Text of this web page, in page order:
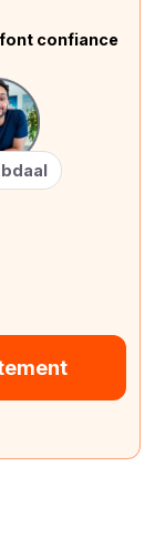
confiance